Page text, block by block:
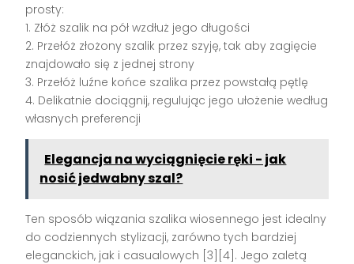
prosty:
1. Złóż szalik na pół wzdłuż jego długości
2. Przełóż złożony szalik przez szyję, tak aby zagięcie
znajdowało się z jednej strony
3. Przełóż luźne końce szalika przez powstałą pętlę
4. Delikatnie dociągnij, regulując jego ułożenie według
własnych preferencji
Elegancja na wyciągnięcie ręki - jak
nosić jedwabny szal?
Ten sposób wiązania szalika wiosennego jest idealny
do codziennych stylizacji, zarówno tych bardziej
eleganckich, jak i casualowych [3][4]. Jego zaletą